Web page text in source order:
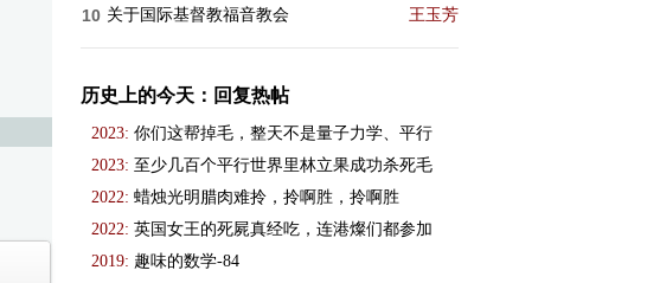
10 关于国际基督教福音教会 王玉芳
历史上的今天：回复热帖
2023: 你们这帮掉毛，整天不是量子力学、平行
2023: 至少几百个平行世界里林立果成功杀死毛
2022: 蜡烛光明腊肉难拎，拎啊胜，拎啊胜
2022: 英国女王的死屍真经吃，连港燦们都参加
2019: 趣味的数学-84